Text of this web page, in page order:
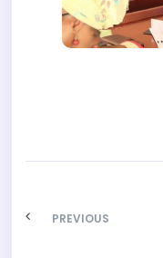
PREVIOUS